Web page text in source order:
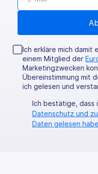
Ich erkläre mich damit
einem Mitglied der
Marketingzwecken
Übereinstimmung mit
ich gelesen und
Ich bestätige, dass
Datenschutz und
Daten gelesen habe